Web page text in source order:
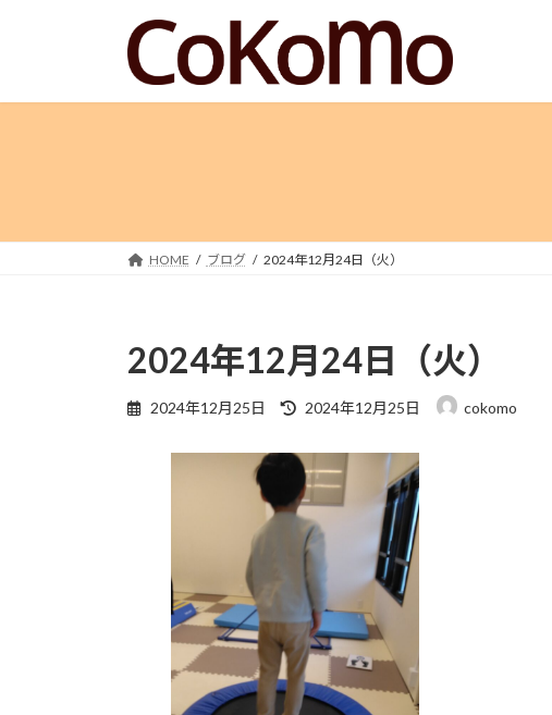
プ
動
HOME ブログ 2024年12月24日（火）
2024年12月24日（火）
2024年12月25日
最
新
日
時
:
2024年12月25日 cokomo